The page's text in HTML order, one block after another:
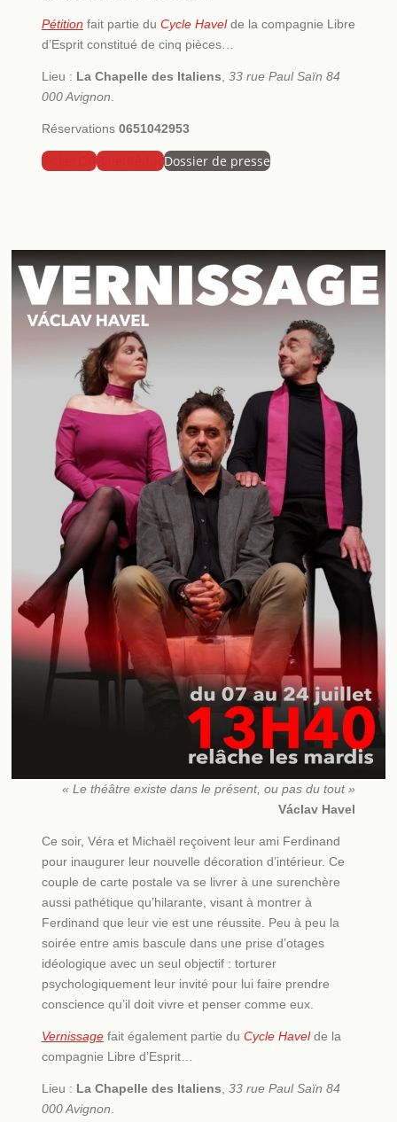
Pétition fait partie du Cycle Havel de la compagnie Libre
d’Esprit constitué de cinq pièces…
Lieu : La Chapelle des Italiens 33 rue Paul Saïn 84
000 Avignon
Réservations 0651042953
Ticket’OffBilletRéducDossier de presse
« Le théâtre existe dans le présent, ou pas du tout »
Václav Havel
Ce soir, Véra et Michaël reçoivent leur ami Ferdinand
pour inaugurer leur nouvelle décoration d’intérieur. Ce
couple de carte postale va se livrer à une surenchère
aussi pathétique qu’hilarante, visant à montrer à
Ferdinand que leur vie est une réussite. Peu à peu la
soirée entre amis bascule dans une prise d’otages
idéologique avec un seul objectif : torturer
psychologiquement leur invité pour lui faire prendre
conscience qu’il doit vivre et penser comme eux.
Vernissagefait également partie du Cycle Havel de la
compagnie Libre d’Esprit…
Lieu : La Chapelle des Italiens, 33 rue Paul Saïn 84
000 Avignon.